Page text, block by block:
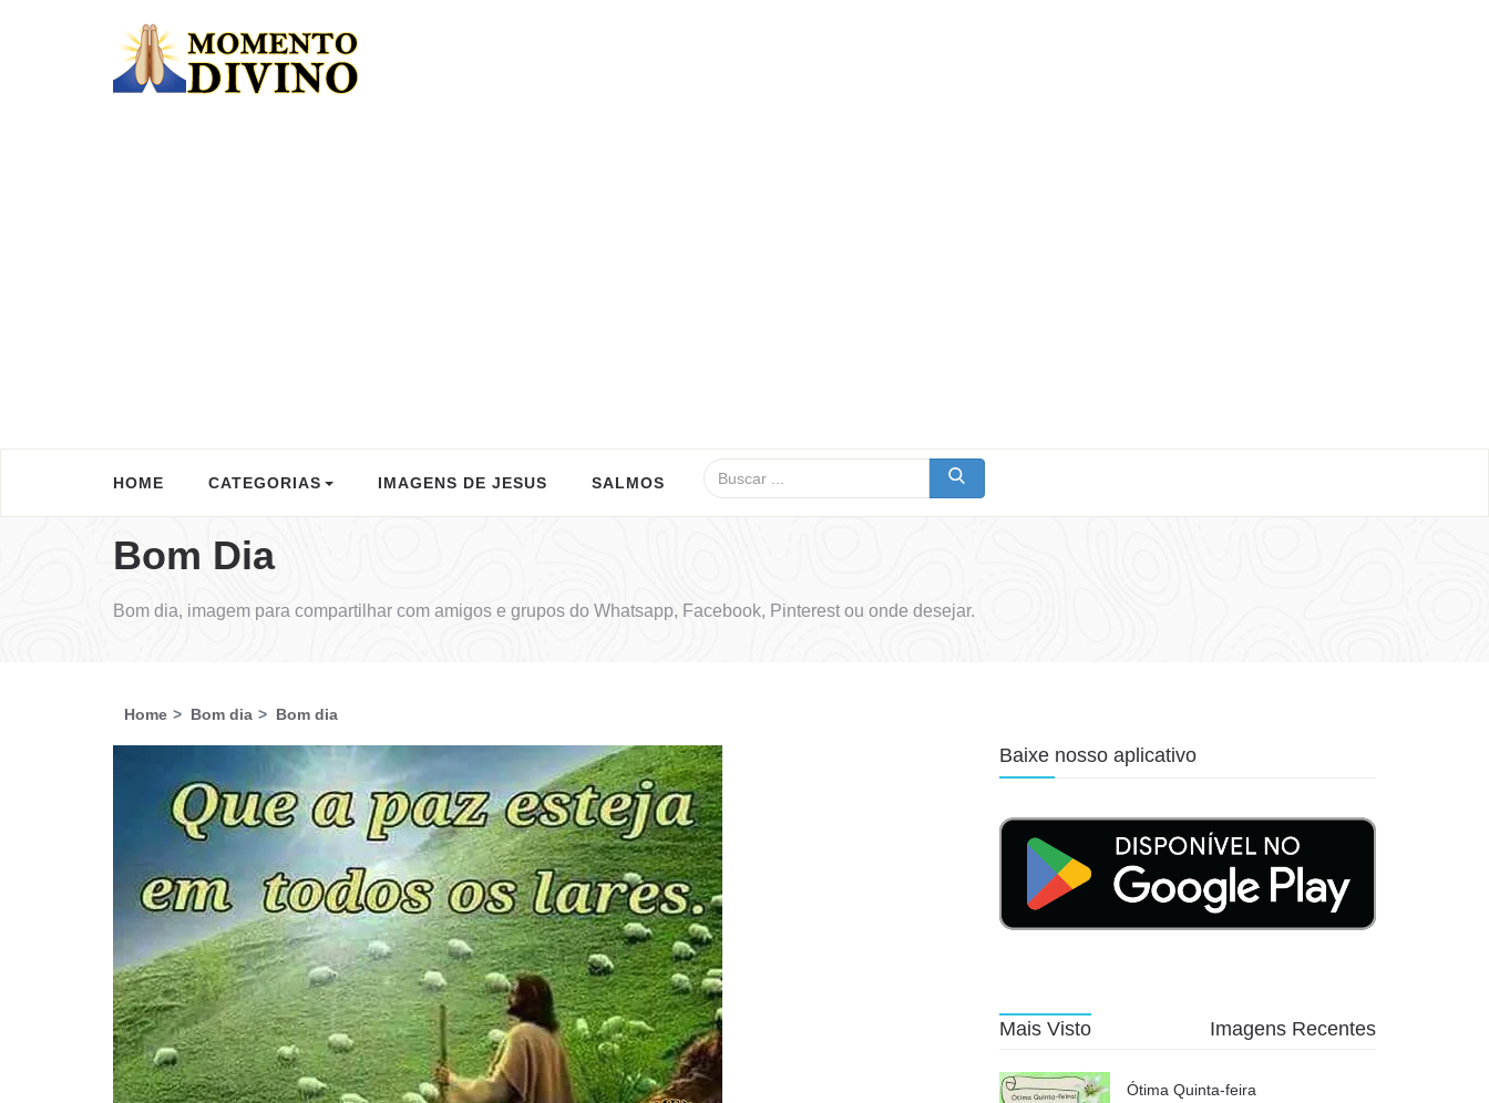
HOME CATEGORIAS IMAGENS DE JESUS SALMOS
Bom Dia
Bom dia, imagem para compartilhar com amigos e grupos do Whatsapp, Facebook, Pinterest ou onde desejar.
Home Bom dia Bom dia
Baixe nosso aplicativo
Mais Visto Imagens Recentes
Ótima Quinta-feira